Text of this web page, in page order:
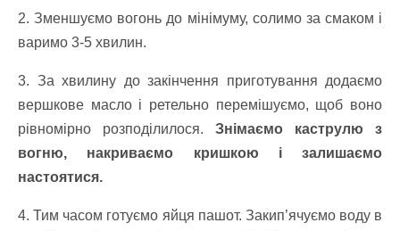
2. Зменшуємо вогонь до мінімуму, солимо за смаком і
варимо 3-5 хвилин.
3. За хвилину до закінчення приготування додаємо
вершкове масло і ретельно перемішуємо, щоб воно
рівномірно розподілилося. Знімаємо каструлю з
вогню, накриваємо кришкою і залишаємо
настоятися.
4. Тим часом готуємо яйця пашот. Закип’ячуємо воду в